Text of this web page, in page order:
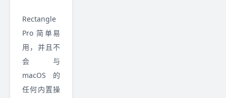
Rectangle
Pro 简单易
用，并且不
会与
macOS 的
任何内置操